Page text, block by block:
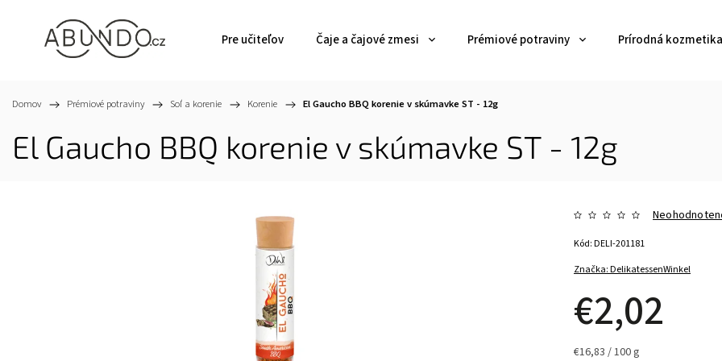
Pre učiteľov Čaje a čajové zmesi Prémiové potraviny Prírodná kozmetika
Domov / Prémiové potraviny / Soľ a korenie / Korenie / El Gaucho BBQ korenie v skúmavke ST - 12g
El Gaucho BBQ korenie v skúmavke ST - 12g
Značka:DelikatessenWinkel
€2,02
€16,83 / 100 g
Kód:DELI-201181